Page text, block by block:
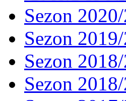
Sezon
Sezon
Sezon
Sezon